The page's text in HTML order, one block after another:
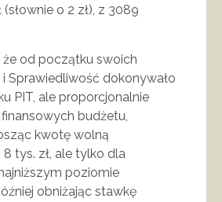
o 2 zł), z 3089
że od początku swoich
Sprawiedliwość dokonywało
PIT, ale proporcjonalnie
budżetu,
kwotę wolną
tys. zł, ale tylko dla
poziomie
obniżając stawkę